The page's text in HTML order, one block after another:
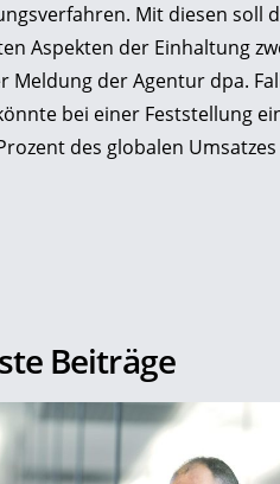
Mit diesen soll
Aspekten der Einhaltung
Meldung der Agentur dpa.
bei einer Feststellung
des globalen
Beiträge